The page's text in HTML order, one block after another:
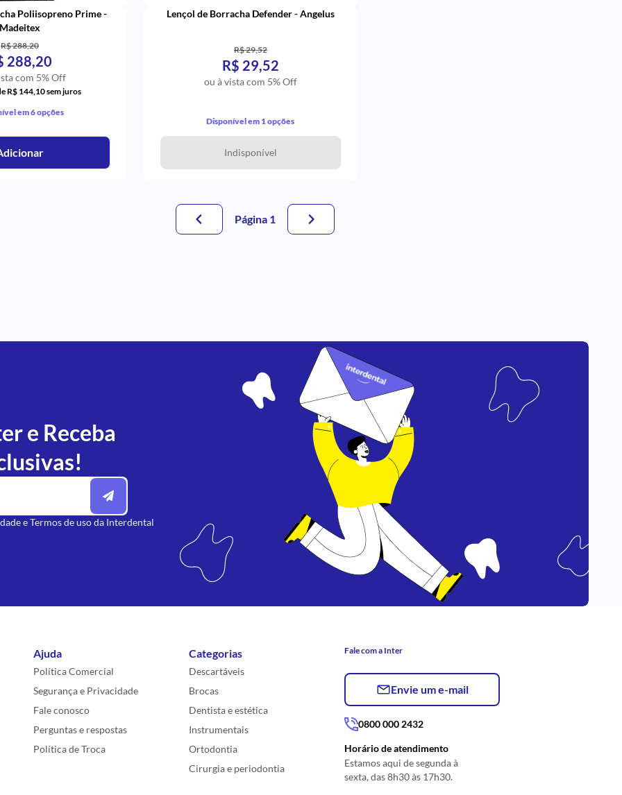
Poliisopreno Prime -
Madeitex
R$ 288,20
288,20
com 5% Off
R$ 144,10 sem juros
em 6 opções
Lençol de Borracha Defender - Angelus
R$ 29,52
R$ 29,52
ou à vista com 5% Off
Disponível em 1 opções
Indisponível
Página 1
e Receba
eTermos de usoda Interdental
Ajuda
Política Comercial
Segurança e Privacidade
Fale conosco
Perguntas e respostas
Política de Troca
Categorias
Descartáveis
Brocas
Dentista e estética
Instrumentais
Ortodontia
Cirurgia e periodontia
Fale com a Inter
Envie um e-mail
0800 000 2432
Horário de atendimento
Estamos aqui de segunda à
sexta, das 8h30 às 17h30.